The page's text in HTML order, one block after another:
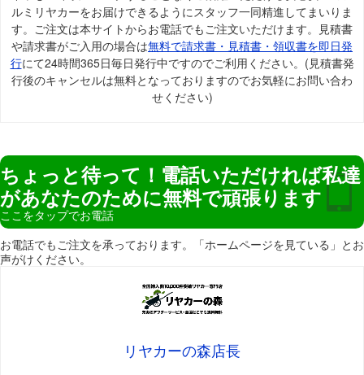
ルミリヤカーをお届けできるようにスタッフ一同精進してまいりま
す。ご注文は本サイトからお電話でもご注文いただけます。見積書
や請求書がご入用の場合は無料で請求書・見積書・領収書を即日発
行にて24時間365日毎日発行中ですのでご利用ください。(見積書発
行後のキャンセルは無料となっておりますのでお気軽にお問い合わ
せください)
ちょっと待って！電話いただければ私達
があなたのために無料で頑張ります
ここをタップでお電話
お電話でもご注文を承っております。「ホームページを見ている」とお
声がけください。
リヤカーの森店長